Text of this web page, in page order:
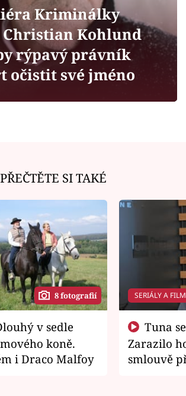
Karlovy Vary
Kriminálky
Christian Kohlund
rýpavý právník
očistit své jméno
PŘEČTĚTE SI TAKÉ
8 fotografií
koně.
i Draco Malfoy
SERIÁLY A
Zarazilo
smlouvě